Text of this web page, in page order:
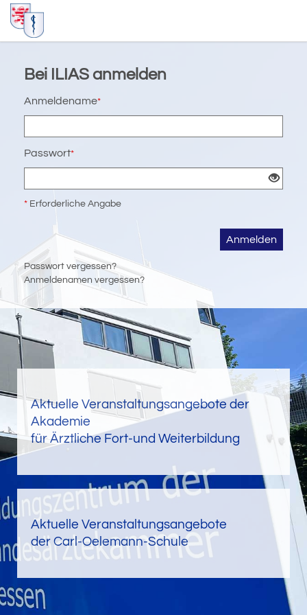
Bei ILIAS anmelden
Anmeldename*
Passwort*
* Erforderliche Angabe
Anmelden
Passwort vergessen?
Anmeldenamen vergessen?
Aktuelle Veranstaltungsangebote der
Akademie
für Ärztliche Fort-und Weiterbildung
Aktuelle Veranstaltungsangebote
der Carl-Oelemann-Schule